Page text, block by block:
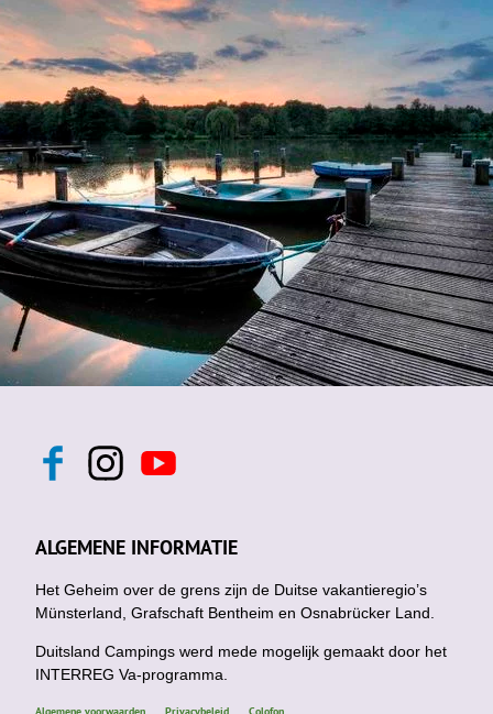
F
b
o
k
I
n
a
g
a
m
Y
o
u
b
ALGEMENE INFORMATIE
Het Geheim over de grens zijn de Duitse vakantieregio’s
Münsterland, Grafschaft Bentheim en Osnabrücker Land.
Duitsland Campings werd mede mogelijk gemaakt door het
INTERREG Va-programma.